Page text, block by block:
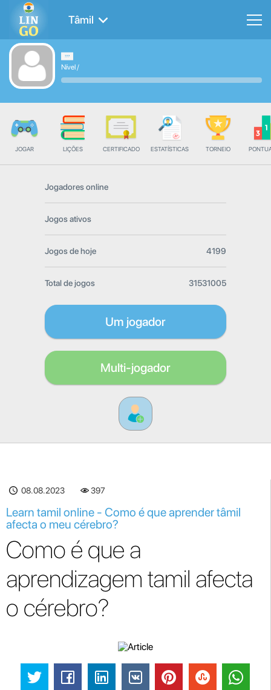
Tâmil
Nível/
JOGAR LIÇÕES CERTIFICADO ESTATÍSTICAS TORNEIO
Jogadores online
Jogos ativos
Jogos de hoje 4199
Total de jogos 31531005
Um jogador
Multi-jogador
08.08.2023 397
Learn tamil online - Como é que aprender tâmil
afecta o meu cérebro?
Como é que a
aprendizagem tamil afecta
o cérebro?